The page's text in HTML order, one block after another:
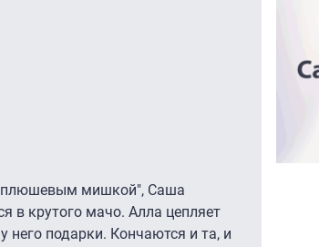
плюшевым мишкой", Саша
в крутого мачо. Алла цепляет
него подарки. Кончаются и та, и